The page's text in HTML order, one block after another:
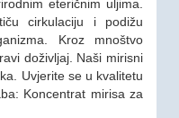
eteričnim uljima.
cirkulaciju i podižu
Kroz mnoštvo
doživljaj. Naši mirisni
Uvjerite se u kvalitetu
Koncentrat mirisa za